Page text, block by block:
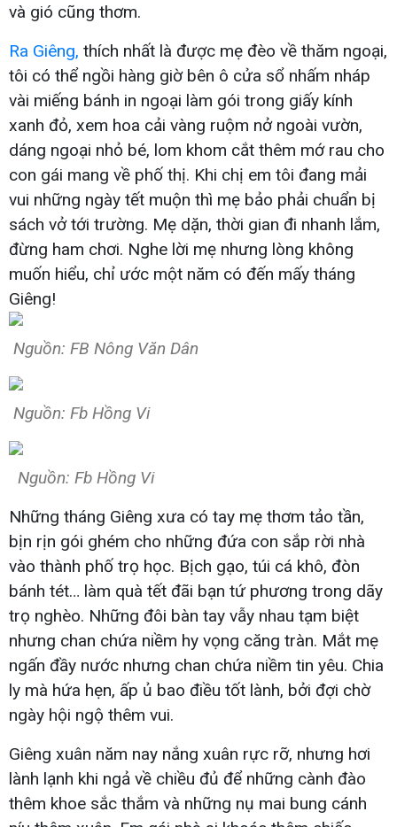
và gió cũng thơm.
Ra Giêng, thích nhất là được mẹ đèo về thăm ngoại,
tôi có thể ngồi hàng giờ bên ô cửa sổ nhấm nháp
vài miếng bánh in ngoại làm gói trong giấy kính
xanh đỏ, xem hoa cải vàng ruộm nở ngoài vườn,
dáng ngoại nhỏ bé, lom khom cắt thêm mớ rau cho
con gái mang về phố thị. Khi chị em tôi đang mải
vui những ngày tết muộn thì mẹ bảo phải chuẩn bị
sách vở tới trường. Mẹ dặn, thời gian đi nhanh lắm,
đừng ham chơi. Nghe lời mẹ nhưng lòng không
muốn hiểu, chỉ ước một năm có đến mấy tháng
Giêng!
Nguồn: FB Nông Văn Dân
Nguồn: Fb Hồng Vi
Nguồn: Fb Hồng Vi
Những tháng Giêng xưa có tay mẹ thơm tảo tần,
bịn rịn gói ghém cho những đứa con sắp rời nhà
vào thành phố trọ học. Bịch gạo, túi cá khô, đòn
bánh tét… làm quà tết đãi bạn tứ phương trong dãy
trọ nghèo. Những đôi bàn tay vẫy nhau tạm biệt
nhưng chan chứa niềm hy vọng căng tràn. Mắt mẹ
ngấn đầy nước nhưng chan chứa niềm tin yêu. Chia
ly mà hứa hẹn, ấp ủ bao điều tốt lành, bởi đợi chờ
ngày hội ngộ thêm vui.
Giêng xuân năm nay nắng xuân rực rỡ, nhưng hơi
lành lạnh khi ngả về chiều đủ để những cành đào
thêm khoe sắc thắm và những nụ mai bung cánh